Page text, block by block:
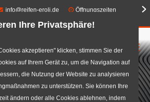
Ihre Privatsphäre!
akzeptieren" klicken, stimmen Sie der
auf Ihrem Gerät zu, um die Navigation auf
die Nutzung der Website zu analysieren
zu unterstützen. Sie können Ihre
ändern oder alle Cookies ablehnen, indem
Mail:
info@reifen-eroli.de Öffnungszeiten
☰